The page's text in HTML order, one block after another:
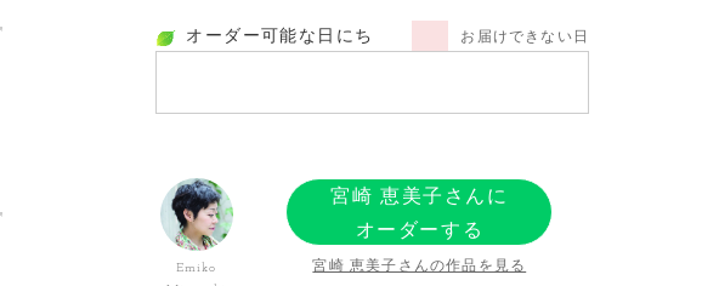
オーダー可能な日にち お届けできない日
Emiko
宮崎 恵美子さんに
オーダーする
宮崎 恵美子さんの作品を見る